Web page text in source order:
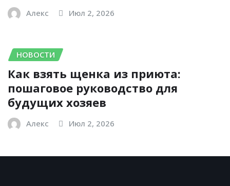
Алекс Июл 2, 2026
НОВОСТИ
Как взять щенка из приюта:
пошаговое руководство для
будущих хозяев
Алекс Июл 2, 2026